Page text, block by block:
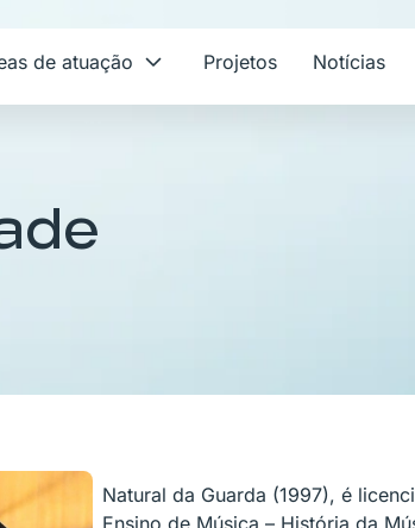
de atuação Projetos Notícias
Natural da Guarda (1997), é
Ensino de Música – História da